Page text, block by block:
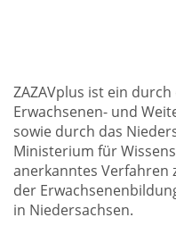
ZAZAVplus ist ein
Erwachsenen- und
sowie durch das
Ministerium für
anerkanntes Verfahren
der
in Niedersachsen.